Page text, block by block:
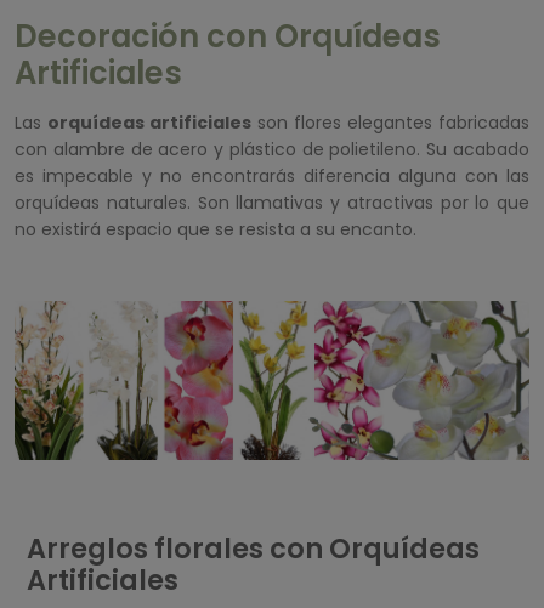
Decoración con Orquídeas
Artificiales
Las orquídeas artificiales son flores elegantes fabricadas
con alambre de acero y plástico de polietileno. Su acabado
es impecable y no encontrarás diferencia alguna con las
orquídeas naturales. Son llamativas y atractivas por lo que
no existirá espacio que se resista a su encanto.
Arreglos florales con Orquídeas
Artificiales